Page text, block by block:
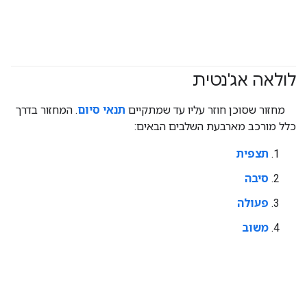
לולאה אג'נטית
#agent
מחזור שסוכן חוזר עליו עד שמתקיים תנאי סיום. המחזור בדרך
כלל מורכב מארבעת השלבים הבאים:
תצפית
סיבה
פעולה
משוב